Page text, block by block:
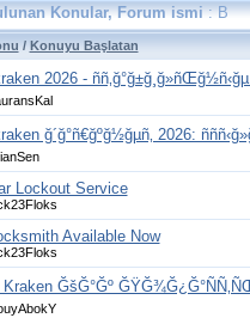
Konular, Forum ismi: B
/ Konuyu Başlatan
2026 - ññ‚ğ°ğ±ğ¸ğ»ñŒğ½ñ‹ğµ
ğ´ğ°ñ€ğºğ½ğµñ‚ 2026:
Lockout Service
Available Now
ĞšĞ°Ğº